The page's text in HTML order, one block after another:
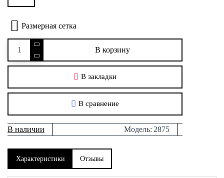
В наличии Модель: 2875
В корзину
В закладки
В сравнение
Размерная сетка
Характеристики Отзывы